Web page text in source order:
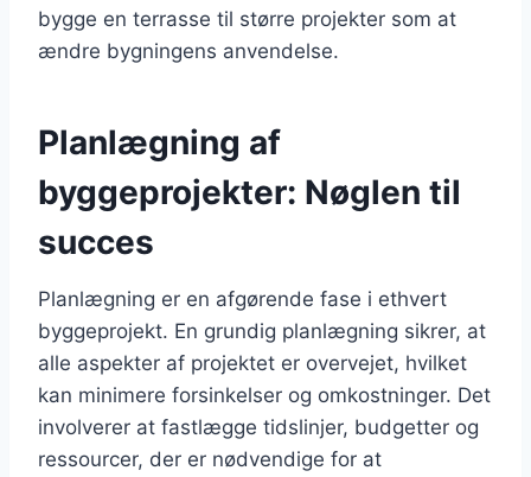
bygge en terrasse til større projekter som at
ændre bygningens anvendelse.
Planlægning af
byggeprojekter: Nøglen til
succes
Planlægning er en afgørende fase i ethvert
byggeprojekt. En grundig planlægning sikrer, at
alle aspekter af projektet er overvejet, hvilket
kan minimere forsinkelser og omkostninger. Det
involverer at fastlægge tidslinjer, budgetter og
ressourcer, der er nødvendige for at